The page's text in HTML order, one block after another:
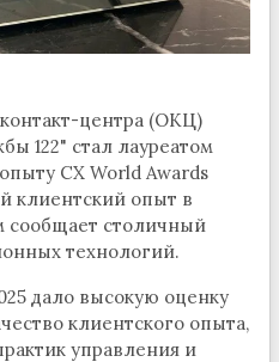
центра (ОКЦ)
122" стал лауреатом
CX World Awards
клиентский опыт в
сообщает столичный
технологий.
дало высокую оценку
клиентского опыта,
управления и